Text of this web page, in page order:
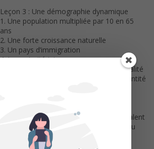
Leçon 3 : Une démographie dynamique
Une population multipliée par 10 en 65
ans
Une forte croissance naturelle
Un pays d’immigration
La majorité juive
La minorité arabe : la question de l’égalité
La minorité arabe : la question de l’identité
Un aménagement du territoire ambivalent
Les villes de développement : échec ou
déception ?
Les carences du réseau de transports